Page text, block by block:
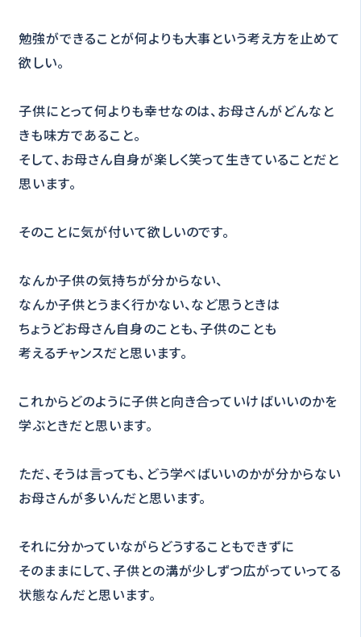
勉強ができることが何よりも大事という考え方を止めて
欲しい。
子供にとって何よりも幸せなのは、お母さんがどんなと
きも味方であること。
そして、お母さん自身が楽しく笑って生きていることだと
思います。
そのことに気が付いて欲しいのです。
なんか子供の気持ちが分からない、
なんか子供とうまく行かない、など思うときは
ちょうどお母さん自身のことも、子供のことも
考えるチャンスだと思います。
これからどのように子供と向き合っていけばいいのかを
学ぶときだと思います。
ただ、そうは言っても、どう学べばいいのかが分からない
お母さんが多いんだと思います。
それに分かっていながらどうすることもできずに
そのままにして、子供との溝が少しずつ広がっていってる
状態なんだと思います。